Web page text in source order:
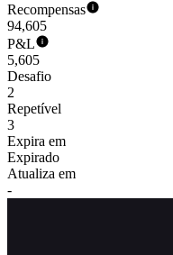
Recompensas
94,605
P&L
5,605
Desafio
2
Repetível
3
Expira em
Expirado
Atualiza em
-